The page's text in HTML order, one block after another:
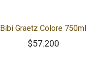
Bibi Graetz Colore 750ml
$57.200